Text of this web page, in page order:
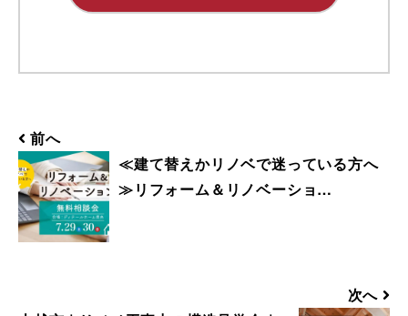
す。弊社ディテールホームからのメールは
各キャリアへお問い合わせください。
■ 来場予約からプレゼントまでの流れ
1. 当フォームからご予約いただきます。
前へ
≪建て替えかリノベで迷っている方へ
≫リフォーム＆リノベーショ…
次へ